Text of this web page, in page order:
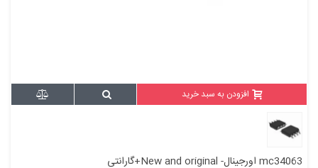
افزودن به سبد خرید
mc34063 اورجینال- New and original+گارانتی